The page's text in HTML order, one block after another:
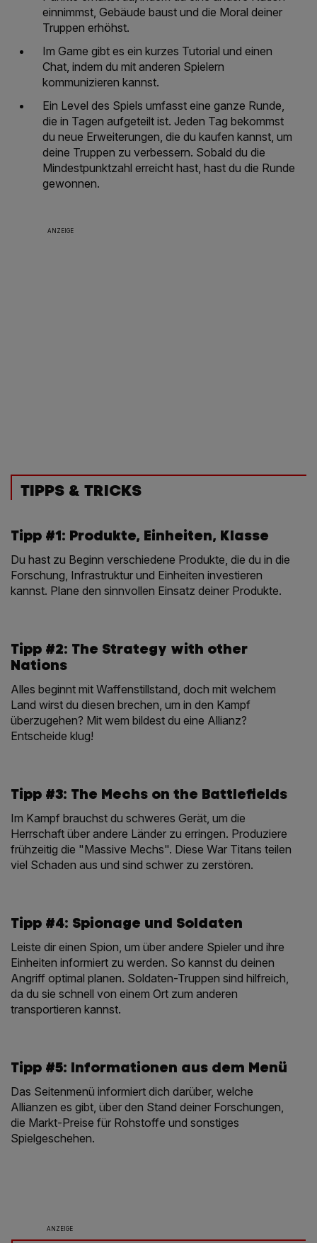
einnimmst, Gebäude baust und die Moral deiner
Truppen erhöhst.
Im Game gibt es ein kurzes Tutorial und einen
Chat, indem du mit anderen Spielern
kommunizieren kannst.
Ein Level des Spiels umfasst eine ganze Runde,
die in Tagen aufgeteilt ist. Jeden Tag bekommst
du neue Erweiterungen, die du kaufen kannst, um
deine Truppen zu verbessern. Sobald du die
Mindestpunktzahl erreicht hast, hast du die Runde
gewonnen.
ANZEIGE
TIPPS & TRICKS
Tipp #1: Produkte, Einheiten, Klasse
Du hast zu Beginn verschiedene Produkte, die du in die
Forschung, Infrastruktur und Einheiten investieren
kannst. Plane den sinnvollen Einsatz deiner Produkte.
Tipp #2: The Strategy with other
Nations
Alles beginnt mit Waffenstillstand, doch mit welchem
Land wirst du diesen brechen, um in den Kampf
überzugehen? Mit wem bildest du eine Allianz?
Entscheide klug!
Tipp #3: The Mechs on the Battlefields
Im Kampf brauchst du schweres Gerät, um die
Herrschaft über andere Länder zu erringen. Produziere
frühzeitig die "Massive Mechs". Diese War Titans teilen
viel Schaden aus und sind schwer zu zerstören.
Tipp #4: Spionage und Soldaten
Leiste dir einen Spion, um über andere Spieler und ihre
Einheiten informiert zu werden. So kannst du deinen
Angriff optimal planen. Soldaten-Truppen sind hilfreich,
da du sie schnell von einem Ort zum anderen
transportieren kannst.
Tipp #5: Informationen aus dem Menü
Das Seitenmenü informiert dich darüber, welche
Allianzen es gibt, über den Stand deiner Forschungen,
die Markt-Preise für Rohstoffe und sonstiges
Spielgeschehen.
ANZEIGE